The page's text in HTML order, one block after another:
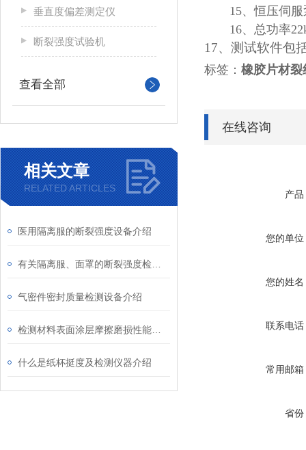
垂直度偏差测定仪
断裂强度试验机
查看全部
相关文章
RELATED ARTICLES
医用隔离服的断裂强度设备介绍
气密件密封质量检测设备介绍
什么是纸杯挺度及检测仪器介绍
15、恒压伺
16、总功率
17、测试软件包
标签： 橡胶片材
在线咨询
产品
您的单位
您的姓名
联系电话
常用邮箱
省份